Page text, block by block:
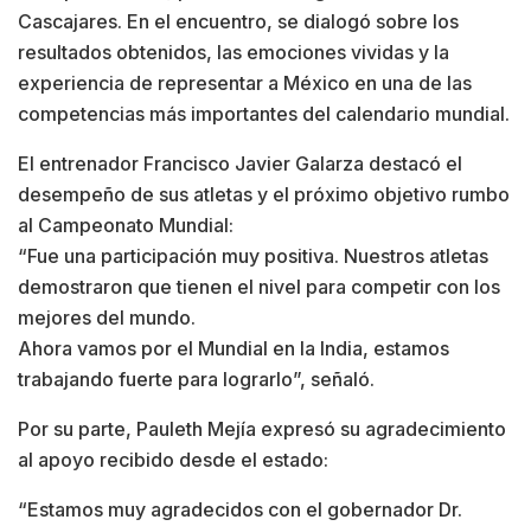
Cascajares. En el encuentro, se dialogó sobre los
resultados obtenidos, las emociones vividas y la
experiencia de representar a México en una de las
competencias más importantes del calendario mundial.
El entrenador Francisco Javier Galarza destacó el
desempeño de sus atletas y el próximo objetivo rumbo
al Campeonato Mundial:
“Fue una participación muy positiva. Nuestros atletas
demostraron que tienen el nivel para competir con los
mejores del mundo.
Ahora vamos por el Mundial en la India, estamos
trabajando fuerte para lograrlo”, señaló.
Por su parte, Pauleth Mejía expresó su agradecimiento
al apoyo recibido desde el estado:
“Estamos muy agradecidos con el gobernador Dr.